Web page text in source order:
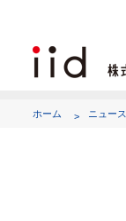
ホーム ニュース